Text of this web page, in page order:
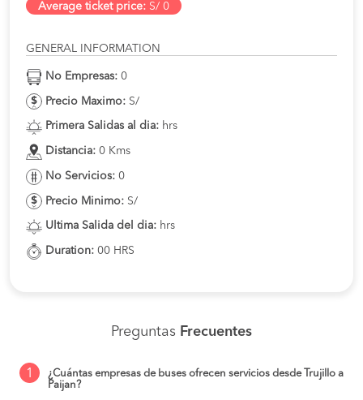
Average ticket price: S/ 0
GENERAL INFORMATION
No Empresas: 0
Precio Maximo: S/
Primera Salidas al dia: hrs
Distancia: 0 Kms
No Servicios: 0
Precio Minimo: S/
Ultima Salida del dia: hrs
Duration: 00 HRS
Preguntas Frecuentes
1
¿Cuántas empresas de buses ofrecen servicios desde Trujillo a
Paijan?